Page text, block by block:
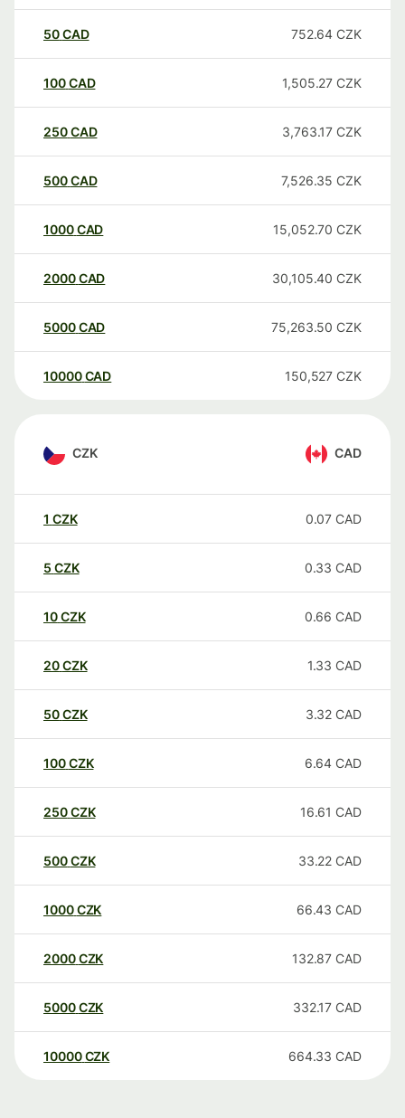
50CAD 752.64 CZK
100CAD 1,505.27 CZK
250CAD 3,763.17 CZK
500CAD 7,526.35 CZK
1000CAD 15,052.70 CZK
2000CAD 30,105.40 CZK
5000CAD 75,263.50 CZK
10000 CAD 150,527 CZK
CZK CAD
1 CZK 0.07 CAD
5 CZK 0.33 CAD
10CZK 0.66 CAD
20CZK 1.33 CAD
50CZK 3.32 CAD
100CZK 6.64 CAD
250CZK 16.61 CAD
500CZK 33.22 CAD
1000CZK 66.43 CAD
2000CZK 132.87 CAD
5000CZK 332.17 CAD
10000 CZK 664.33 CAD